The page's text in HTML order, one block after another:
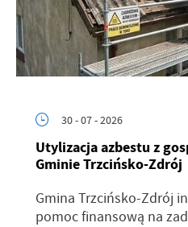
30 - 07 - 2026
Utylizacja azbestu z
Gminie Trzcińsko-Zdrój
Gmina Trzcińsko-Zdrój
pomoc finansową na